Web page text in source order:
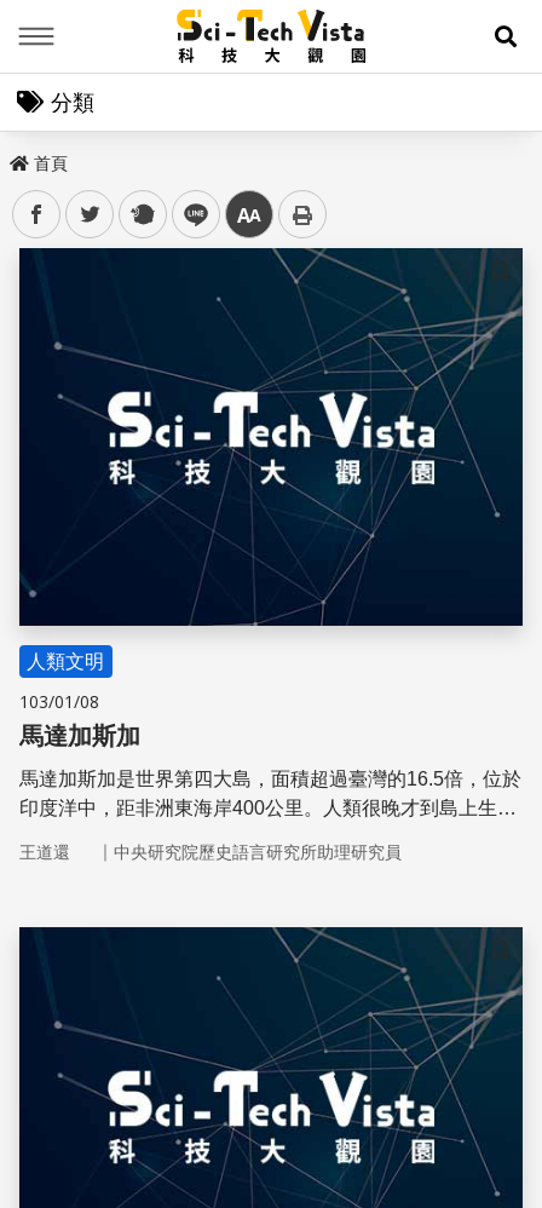
展
分類
首頁
facebooktwitter plurk line 中
儲存
人類文明
103/01/08
馬達加斯加
馬達加斯加是世界第四大島，面積超過臺灣的16.5倍，位於
印度洋中，距非洲東海岸400公里。人類很晚才到島上生
王道還 ｜ 中央研究院歷史語言研究所助理研究員
儲存